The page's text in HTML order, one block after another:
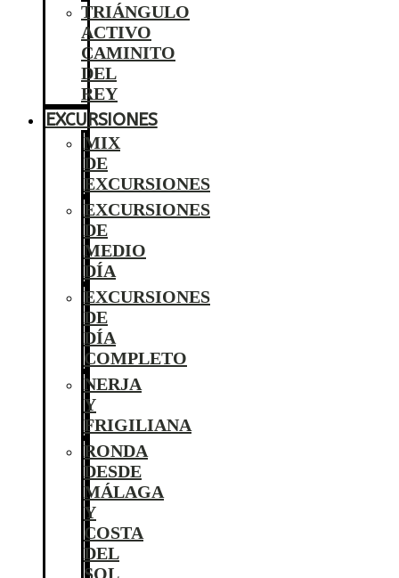
TRIÁNGULO
ACTIVO
CAMINITO
DEL
REY
EXCURSIONES
MIX
DE
EXCURSIONES
EXCURSIONES
DE
MEDIO
DÍA
EXCURSIONES
DE
DÍA
COMPLETO
NERJA
Y
FRIGILIANA
RONDA
DESDE
MÁLAGA
Y
COSTA
DEL
SOL